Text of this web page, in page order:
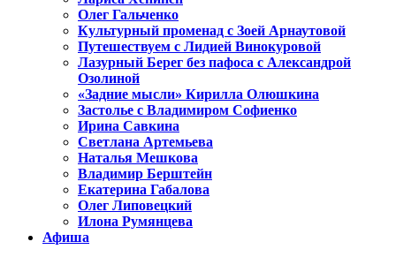
Олег Гальченко
Культурный променад с Зоей Арнаутовой
Путешествуем с Лидией Винокуровой
Лазурный Берег без пафоса с Александрой
Озолиной
«Задние мысли» Кирилла Олюшкина
Застолье с Владимиром Софиенко
Ирина Савкина
Светлана Артемьева
Наталья Мешкова
Владимир Берштейн
Екатерина Габалова
Олег Липовецкий
Илона Румянцева
Афиша